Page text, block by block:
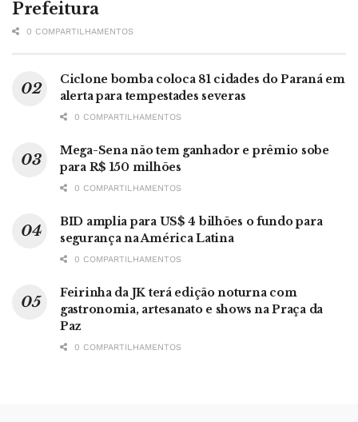
Prefeitura
0 COMPARTILHAMENTOS
Ciclone bomba coloca 81 cidades do Paraná em
alerta para tempestades severas
0 COMPARTILHAMENTOS
Mega-Sena não tem ganhador e prêmio sobe
para R$ 150 milhões
0 COMPARTILHAMENTOS
BID amplia para US$ 4 bilhões o fundo para
segurança na América Latina
0 COMPARTILHAMENTOS
Feirinha da JK terá edição noturna com
gastronomia, artesanato e shows na Praça da
Paz
0 COMPARTILHAMENTOS